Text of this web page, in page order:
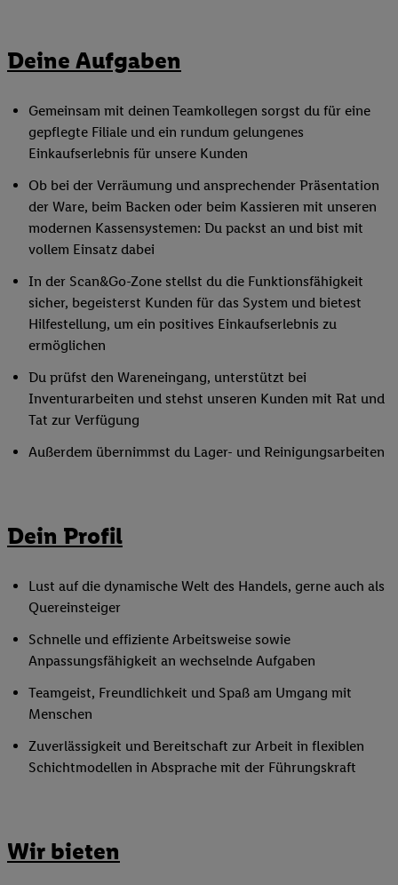
Deine Aufgaben
Gemeinsam mit deinen Teamkollegen sorgst du für eine
gepflegte Filiale und ein rundum gelungenes
Einkaufserlebnis für unsere Kunden
Ob bei der Verräumung und ansprechender Präsentation
der Ware, beim Backen oder beim Kassieren mit unseren
modernen Kassensystemen: Du packst an und bist mit
vollem Einsatz dabei
In der Scan&Go-Zone stellst du die Funktionsfähigkeit
sicher, begeisterst Kunden für das System und bietest
Hilfestellung, um ein positives Einkaufserlebnis zu
ermöglichen
Du prüfst den Wareneingang, unterstützt bei
Inventurarbeiten und stehst unseren Kunden mit Rat und
Tat zur Verfügung
Außerdem übernimmst du Lager- und Reinigungsarbeiten
Dein Profil
Lust auf die dynamische Welt des Handels, gerne auch als
Quereinsteiger
Schnelle und effiziente Arbeitsweise sowie
Anpassungsfähigkeit an wechselnde Aufgaben
Teamgeist, Freundlichkeit und Spaß am Umgang mit
Menschen
Zuverlässigkeit und Bereitschaft zur Arbeit in flexiblen
Schichtmodellen in Absprache mit der Führungskraft
Wir bieten